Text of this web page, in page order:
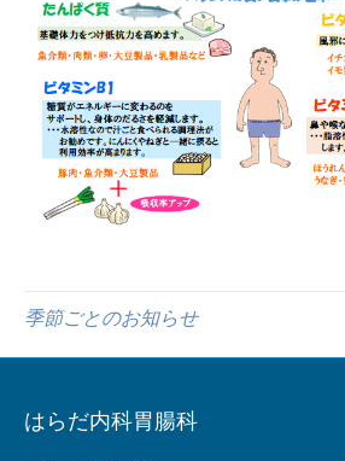
季節ごとのお知らせ
はらだ内科胃腸科